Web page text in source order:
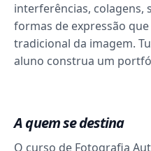
interferências, colagens,
formas de expressão
tradicional da imagem.
aluno construa um
A quem se destina
O curso de Fotografia